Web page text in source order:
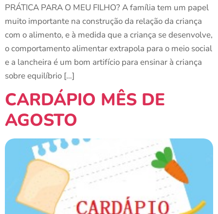
PRÁTICA PARA O MEU FILHO? A família tem um papel
muito importante na construção da relação da criança
com o alimento, e à medida que a criança se desenvolve,
o comportamento alimentar extrapola para o meio social
e a lancheira é um bom artifício para ensinar à criança
sobre equilíbrio […]
CARDÁPIO MÊS DE
AGOSTO